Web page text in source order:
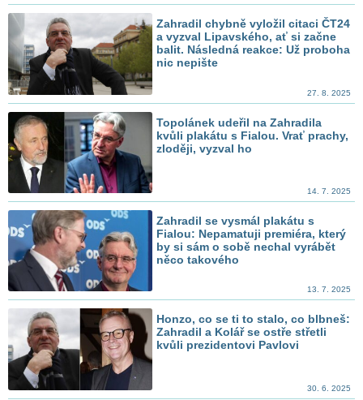
Zahradil chybně vyložil citaci ČT24
a vyzval Lipavského, ať si začne
balit. Následná reakce: Už proboha
nic nepište
27. 8. 2025
Topolánek udeřil na Zahradila
kvůli plakátu s Fialou. Vrať prachy,
zloději, vyzval ho
14. 7. 2025
Zahradil se vysmál plakátu s
Fialou: Nepamatuji premiéra, který
by si sám o sobě nechal vyrábět
něco takového
13. 7. 2025
Honzo, co se ti to stalo, co blbneš:
Zahradil a Kolář se ostře střetli
kvůli prezidentovi Pavlovi
30. 6. 2025